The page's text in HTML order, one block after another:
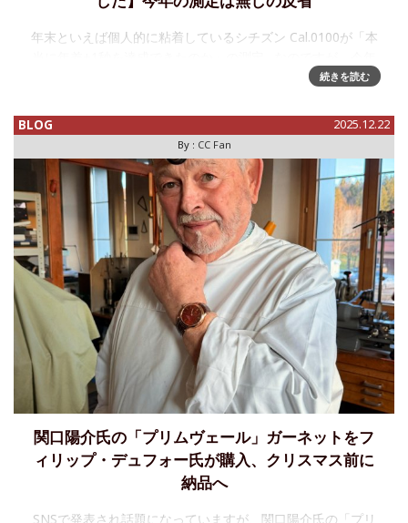
年末といえば個人的に粘着しているシチズン Cal.0100が「本
は充電切れで止めてしまう大失態、合わせ直したものの、そ
続きを読む
BLOG 2025.12.22
By : CC Fan
関口陽介氏の「プリムヴェール」ガーネットをフ
ィリップ・デュフォー氏が購入、クリスマス前に
納品へ
SNSで発表され話題になっていますが、関口陽介氏の「プリ